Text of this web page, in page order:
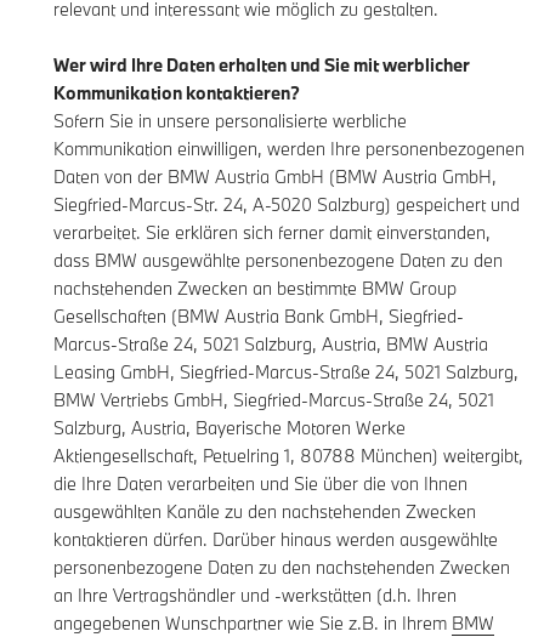
relevant und interessant wie möglich zu gestalten.
Wer wird Ihre Daten erhalten und Sie mit werblicher
Kommunikation kontaktieren?
Sofern Sie in unsere personalisierte werbliche
Kommunikation einwilligen, werden Ihre personenbezogenen
Daten von der BMW Austria GmbH (BMW Austria GmbH,
Siegfried-Marcus-Str. 24, A-5020 Salzburg) gespeichert und
verarbeitet. Sie erklären sich ferner damit einverstanden,
dass BMW ausgewählte personenbezogene Daten zu den
nachstehenden Zwecken an bestimmte BMW Group
Gesellschaften (BMW Austria Bank GmbH, Siegfried-
Marcus-Straße 24, 5021 Salzburg, Austria, BMW Austria
Leasing GmbH, Siegfried-Marcus-Straße 24, 5021 Salzburg,
BMW Vertriebs GmbH, Siegfried-Marcus-Straße 24, 5021
Salzburg, Austria, Bayerische Motoren Werke
Aktiengesellschaft, Petuelring 1, 80788 München) weitergibt,
die Ihre Daten verarbeiten und Sie über die von Ihnen
ausgewählten Kanäle zu den nachstehenden Zwecken
kontaktieren dürfen. Darüber hinaus werden ausgewählte
personenbezogene Daten zu den nachstehenden Zwecken
an Ihre Vertragshändler und -werkstätten (d.h. Ihren
angegebenen Wunschpartner wie Sie z.B. in Ihrem BMW